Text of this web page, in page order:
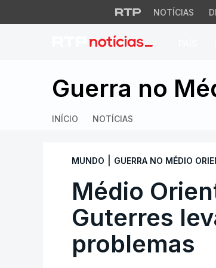
NOTÍCIAS
Médio
Guerra no
INÍCIO NOTÍCIAS
MUNDO GUERRA NO MÉDIO
Médio
Guterres
problemas